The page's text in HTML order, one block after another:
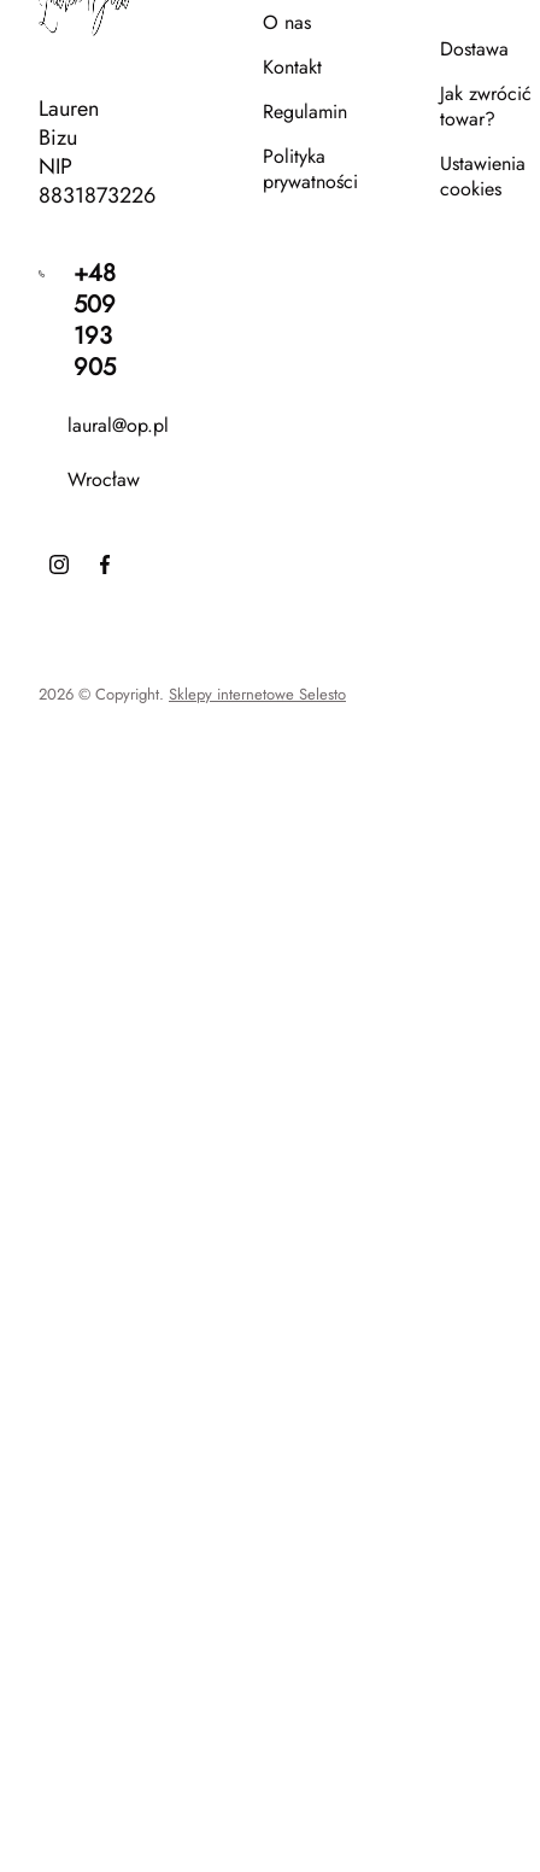
Lauren
Bizu
NIP
8831873226
+48
509
193
905
laural@op.pl
Wrocław
O nas
Kontakt
Regulamin
Polityka
prywatności
Dostawa
Jak zwrócić
towar?
Ustawienia
cookies
2026 © Copyright. Sklepy internetowe Selesto